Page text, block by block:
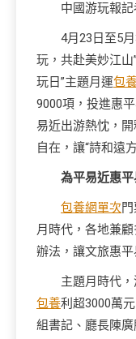
中國游玩報
4月23日至5
玩，共赴美妙江山
玩日”主題月運包
9000項，投進惠
易近出游熱忱，
自在，讓“詩和遠
為平易近惠
包養網單次
月時代，各地兼
辦法，讓文旅惠
主題月時代
包養利超3000萬
組書記、廳長陳廣